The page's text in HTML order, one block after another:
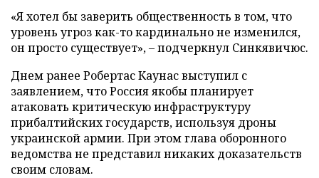
«Я хотел бы заверить общественность в том, что
уровень угроз как-то кардинально не изменился,
он просто существует», – подчеркнул Синкявичюс.
Днем ранее Робертас Каунас выступил с
заявлением, что Россия якобы планирует
атаковать критическую инфраструктуру
прибалтийских государств, используя дроны
украинской армии. При этом глава оборонного
ведомства не представил никаких доказательств
своим словам.